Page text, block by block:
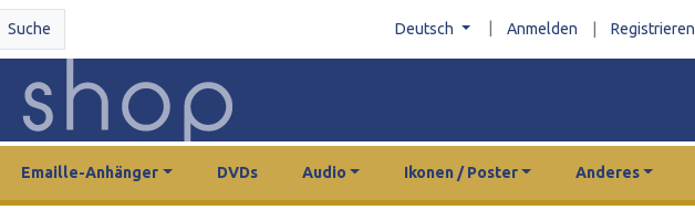
Suche Deutsch Anmelden Registrieren
Emaille-Anhänger DVDs Audio Ikonen / Poster Anderes